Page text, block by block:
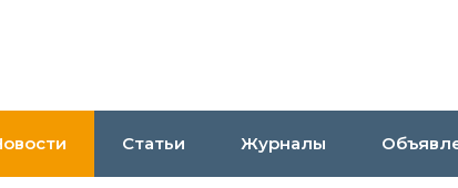
Статьи Журналы